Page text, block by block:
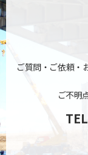
ご質問・ご依頼・
ご不明
TEL